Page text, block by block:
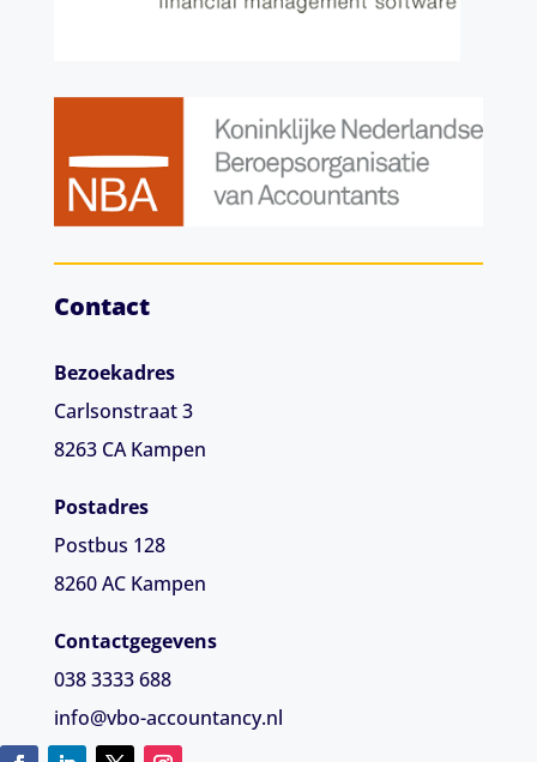
Contact
Bezoekadres
Carlsonstraat 3
8263 CA Kampen
Postadres
Postbus 128
8260 AC Kampen
Contactgegevens
038 3333 688
info@vbo-accountancy.nl